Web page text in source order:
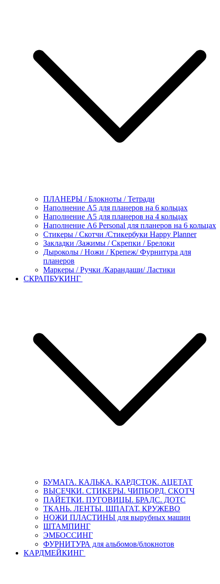
ПЛАНЕРЫ / Блокноты / Тетради
Наполнение А5 для планеров на 6 кольцах
Наполнение А5 для планеров на 4 кольцах
Наполнение А6 Personal для планеров на 6 кольцах
Стикеры / Скотчи /Стикербуки Happy Planner
Закладки /Зажимы / Скрепки / Брелоки
Дыроколы / Ножи / Крепеж/ Фурнитура для
планеров
Маркеры / Ручки /Карандаши/ Ластики
СКРАПБУКИНГ
БУМАГА. КАЛЬКА. КАРДСТОК. АЦЕТАТ
ВЫСЕЧКИ. СТИКЕРЫ. ЧИПБОРД. СКОТЧ
ПАЙЕТКИ. ПУГОВИЦЫ. БРАДС. ДОТС
ТКАНЬ. ЛЕНТЫ. ШПАГАТ. КРУЖЕВО
НОЖИ ПЛАСТИНЫ для вырубных машин
ШТАМПИНГ
ЭМБОССИНГ
ФУРНИТУРА для альбомов/блокнотов
КАРДМЕЙКИНГ